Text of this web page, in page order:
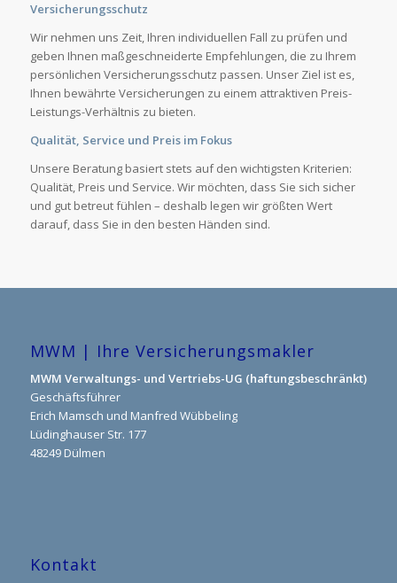
Versicherungsschutz
Wir nehmen uns Zeit, Ihren individuellen Fall zu prüfen und
geben Ihnen maßgeschneiderte Empfehlungen, die zu Ihrem
persönlichen Versicherungsschutz passen. Unser Ziel ist es,
Ihnen bewährte Versicherungen zu einem attraktiven Preis-
Leistungs-Verhältnis zu bieten.
Qualität, Service und Preis im Fokus
Unsere Beratung basiert stets auf den wichtigsten Kriterien:
Qualität, Preis und Service. Wir möchten, dass Sie sich sicher
und gut betreut fühlen – deshalb legen wir größten Wert
darauf, dass Sie in den besten Händen sind.
MWM | Ihre Versicherungsmakler
MWM Verwaltungs- und Vertriebs-UG (haftungsbeschränkt)
Geschäftsführer
Erich Mamsch und Manfred Wübbeling
Lüdinghauser Str. 177
48249 Dülmen
Kontakt